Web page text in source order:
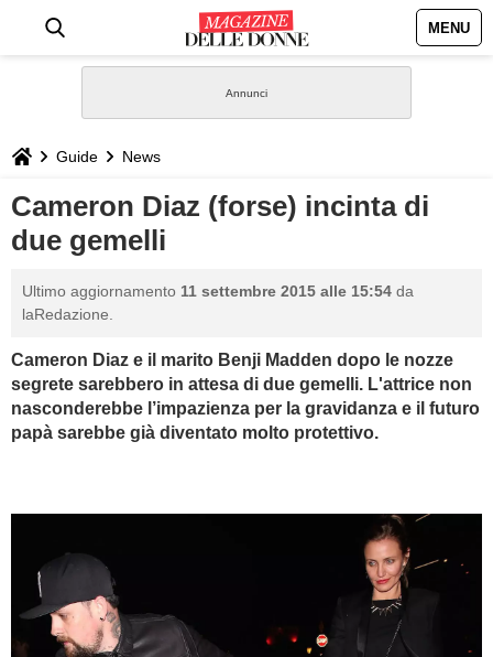
MENU
STILE
BIOGRAFIE
DEFINIZIONI
GASTRONOMIA
CAPELLI
DIETA
GUIDE
Guide News
Cameron Diaz (forse) incinta di
due gemelli
Ultimo aggiornamento 11 settembre 2015 alle 15:54 da
laRedazione.
Cameron Diaz e il marito Benji Madden dopo le nozze
segrete sarebbero in attesa di due gemelli. L'attrice non
nasconderebbe l’impazienza per la gravidanza e il futuro
papà sarebbe già diventato molto protettivo.